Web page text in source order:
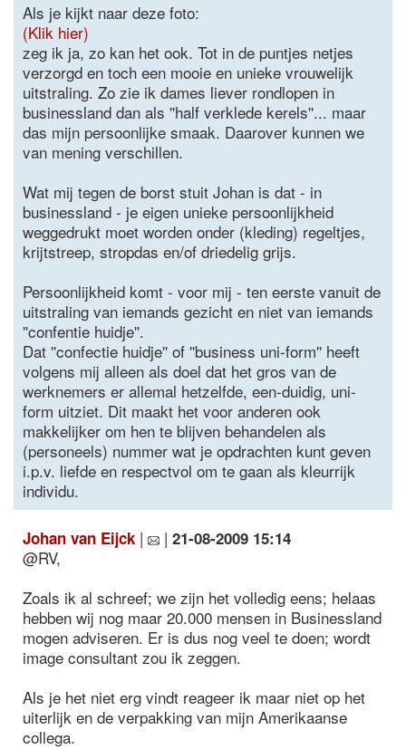
Als je kijkt naar deze foto:
(Klik hier)
zeg ik ja, zo kan het ook. Tot in de puntjes netjes
verzorgd en toch een mooie en unieke vrouwelijk
uitstraling. Zo zie ik dames liever rondlopen in
businessland dan als ''half verklede kerels''... maar
das mijn persoonlijke smaak. Daarover kunnen we
van mening verschillen.
Wat mij tegen de borst stuit Johan is dat - in
businessland - je eigen unieke persoonlijkheid
weggedrukt moet worden onder (kleding) regeltjes,
krijtstreep, stropdas en/of driedelig grijs.
Persoonlijkheid komt - voor mij - ten eerste vanuit de
uitstraling van iemands gezicht en niet van iemands
''confentie huidje''.
Dat ''confectie huidje'' of ''business uni-form'' heeft
volgens mij alleen als doel dat het gros van de
werknemers er allemal hetzelfde, een-duidig, uni-
form uitziet. Dit maakt het voor anderen ook
makkelijker om hen te blijven behandelen als
(personeels) nummer wat je opdrachten kunt geven
i.p.v. liefde en respectvol om te gaan als kleurrijk
individu.
Johan van Eijck | | 21-08-2009 15:14
@RV,
Zoals ik al schreef; we zijn het volledig eens; helaas
hebben wij nog maar 20.000 mensen in Businessland
mogen adviseren. Er is dus nog veel te doen; wordt
image consultant zou ik zeggen.
Als je het niet erg vindt reageer ik maar niet op het
uiterlijk en de verpakking van mijn Amerikaanse
collega.